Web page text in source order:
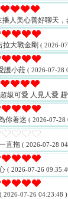
播人美心善好聊天
拉大戰金剛 ( 2026-
護小菈 ( 2026-07-28
級可愛 人見人愛
你著迷 ( 2026-07-28
直拖 ( 2026-07-28
( 2026-07-26
( 2026-07-26 04:23:48 )